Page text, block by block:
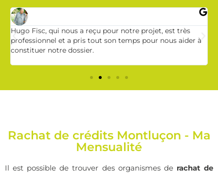
Hugo Fisc, qui nous a reçu pour notre projet, est très
professionnel et a pris tout son temps pour nous aider à
constituer notre dossier.
Rachat de crédits Montluçon - Ma
Mensualité
Il est possible de trouver des organismes de rachat de